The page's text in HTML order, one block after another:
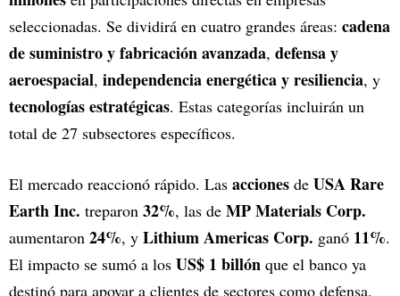
seleccionadas. Se dividirá en cuatro grandes áreas: cadena
de suministro y fabricación avanzada, defensa y
aeroespacial, independencia energética y resiliencia, y
tecnologías estratégicas. Estas categorías incluirán un
total de 27 subsectores específicos.
El mercado reaccionó rápido. Las acciones de USA Rare
Earth Inc. treparon 32%, las de MP Materials Corp.
aumentaron 24%, y Lithium Americas Corp. ganó 11%.
El impacto se sumó a los US$ 1 billón que el banco ya
destinó para apoyar a clientes de sectores como defensa,